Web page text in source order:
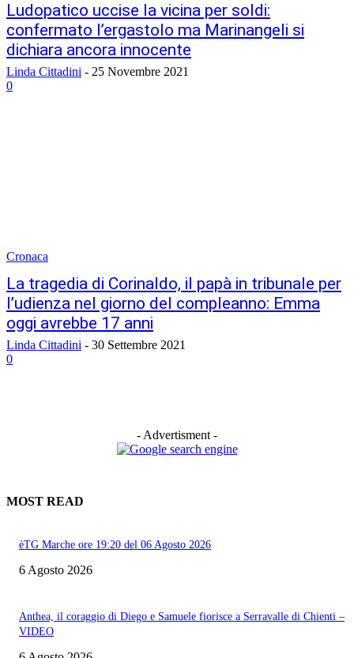
Ludopatico uccise la vicina per soldi:
confermato l’ergastolo ma Marinangeli si
dichiara ancora innocente
Linda Cittadini - 25 Novembre 2021
0
Cronaca
La tragedia di Corinaldo, il papà in tribunale per
l’udienza nel giorno del compleanno: Emma
oggi avrebbe 17 anni
Linda Cittadini - 30 Settembre 2021
0
- Advertisment -
MOST READ
èTG Marche ore 19:20 del 06 Agosto 2026
6 Agosto 2026
Anthea, il coraggio di Diego e Samuele fiorisce a Serravalle di Chienti –
VIDEO